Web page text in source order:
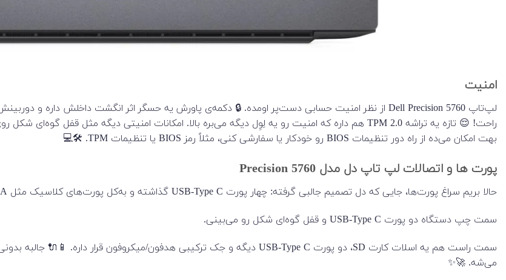
امنیت
بهت امکان می‌ده از راه دور تنظیمات BIOS رو خودکار یا سفارشی کنی، مثلاً رمز BIOS یا تنظیمات TPM. 🛠️💻
پورت ها و اتصالات لپ تاپ دل مدل Precision 5760
حالا بریم سراغ پورت‌ها، جایی که دل تصمیم جالبی گرفته: چهار پورت USB-Type C گذاشته و به‌کل پورت‌های کلاسیک مثل USB Type-A و HDMI رو حذف کرده. 😮
سمت چپ دستگاه دو پورت USB-Type C و قفل گوه‌ای شکل رو می‌بینی.
می‌شه. 🚀✨